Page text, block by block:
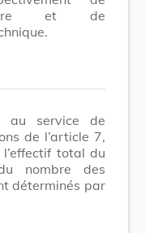
et de
au service de
de l’article 7,
total du
nombre des
déterminés par